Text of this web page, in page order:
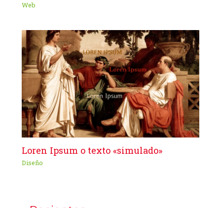
Web
Loren Ipsum o texto «simulado»
Diseño